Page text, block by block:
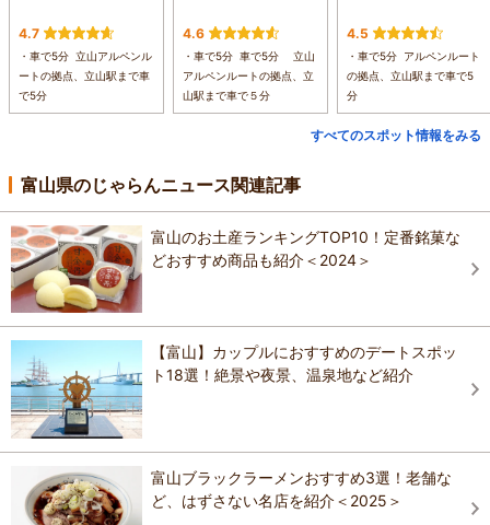
4.7
・車で5分 立山アルペンル
ートの拠点、立山駅まで車
で5分
4.6
・車で5分 車で5分 立山
アルペンルートの拠点、立
山駅まで車で５分
4.5
・車で5分 アルペンルート
の拠点、立山駅まで車で5
分
すべてのスポット情報をみる
富山県のじゃらんニュース関連記事
富山のお土産ランキングTOP10！定番銘菓な
どおすすめ商品も紹介＜2024＞
【富山】カップルにおすすめのデートスポッ
ト18選！絶景や夜景、温泉地など紹介
富山ブラックラーメンおすすめ3選！老舗な
ど、はずさない名店を紹介＜2025＞